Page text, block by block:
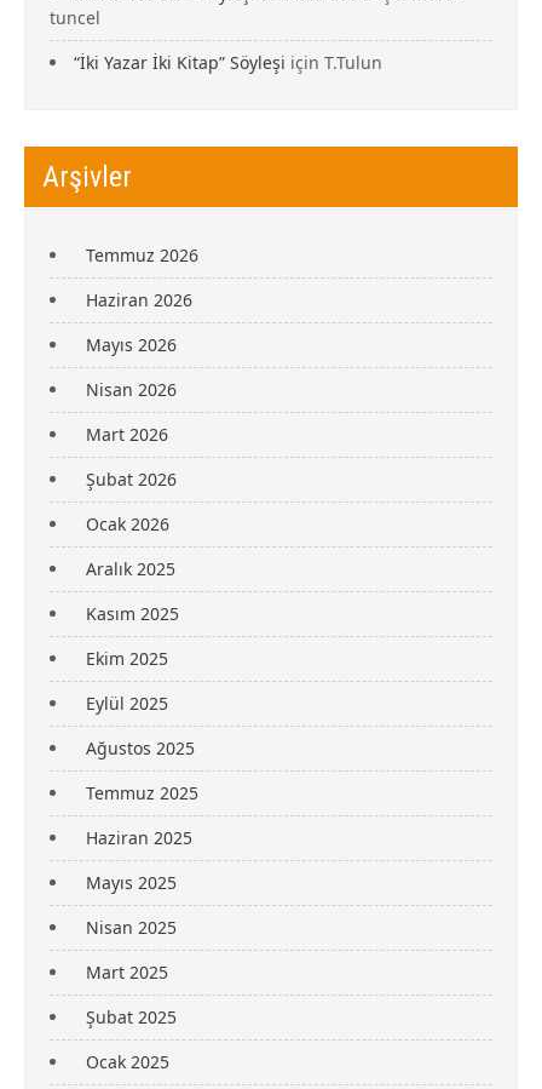
tuncel
“İki Yazar İki Kitap” Söyleşi için T.Tulun
Arşivler
Temmuz 2026
Haziran 2026
Mayıs 2026
Nisan 2026
Mart 2026
Şubat 2026
Ocak 2026
Aralık 2025
Kasım 2025
Ekim 2025
Eylül 2025
Ağustos 2025
Temmuz 2025
Haziran 2025
Mayıs 2025
Nisan 2025
Mart 2025
Şubat 2025
Ocak 2025